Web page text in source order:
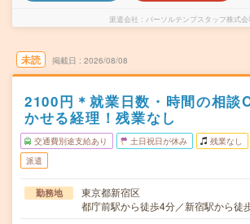
派遣会社 パーソルテンプスタッフ株式会
未読 掲載日 2026/08/08
2100円＊就業日数・時間の相談
かせる経理！残業なし
交通費別途支給あり 土日祝日が休み 残業なし
派遣
勤務地
東京都新宿区
都庁前駅から徒歩4分／新宿駅から徒